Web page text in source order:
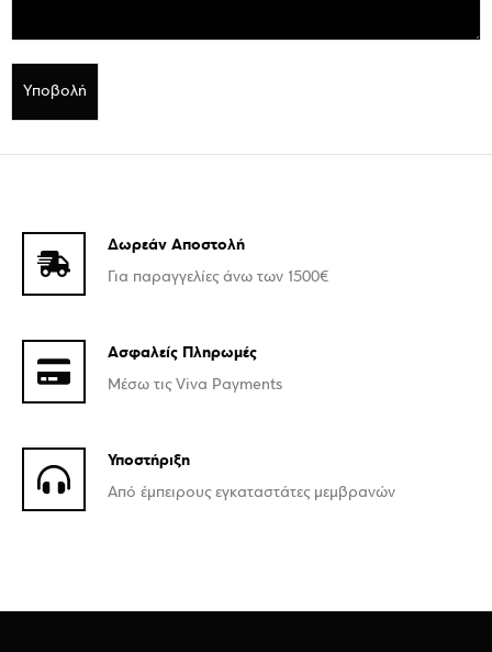
Δωρεάν Αποστολή
Για παραγγελίες άνω των 1500€
Ασφαλείς Πληρωμές
Μέσω τις Viva Payments
Υποστήριξη
Από έμπειρους εγκαταστάτες μεμβρανών